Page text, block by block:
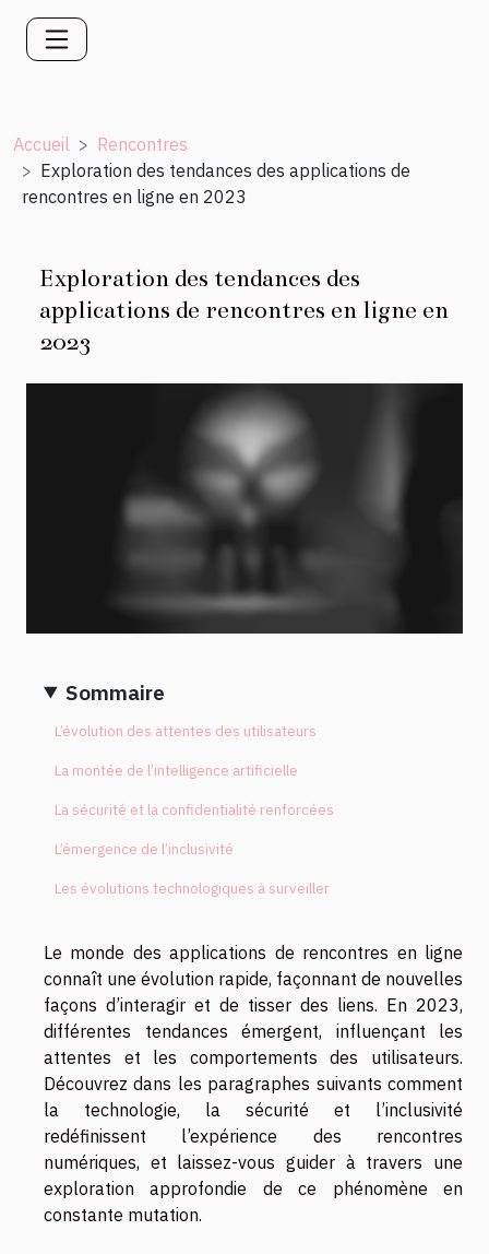
Accueil
Rencontres
Exploration des tendances des applications de
rencontres en ligne en 2023
Exploration des tendances des
applications de rencontres en ligne en
2023
Sommaire
L’évolution des attentes des utilisateurs
La montée de l’intelligence artificielle
La sécurité et la confidentialité renforcées
L’émergence de l’inclusivité
Les évolutions technologiques à surveiller
Le monde des applications de rencontres en ligne
connaît une évolution rapide, façonnant de nouvelles
façons d’interagir et de tisser des liens. En 2023,
différentes tendances émergent, influençant les
attentes et les comportements des utilisateurs.
Découvrez dans les paragraphes suivants comment
la technologie, la sécurité et l’inclusivité
redéfinissent l’expérience des rencontres
numériques, et laissez-vous guider à travers une
exploration approfondie de ce phénomène en
constante mutation.